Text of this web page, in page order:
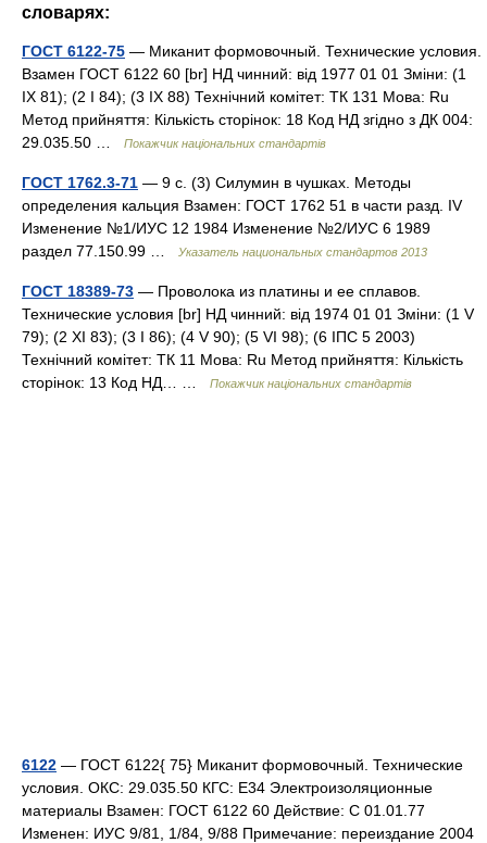
словарях:
ГОСТ 6122-75 — Миканит формовочный. Технические условия.
Взамен ГОСТ 6122 60 [br] НД чинний: від 1977 01 01 Зміни: (1
IX 81); (2 I 84); (3 IX 88) Технічний комітет: ТК 131 Мова: Ru
Метод прийняття: Кількість сторінок: 18 Код НД згідно з ДК 004:
29.035.50 …
Покажчик національних стандартів
ГОСТ 1762.3-71 — 9 с. (3) Силумин в чушках. Методы
определения кальция Взамен: ГОСТ 1762 51 в части разд. IV
Изменение №1/ИУС 12 1984 Изменение №2/ИУС 6 1989
раздел 77.150.99 …
Указатель национальных стандартов 2013
ГОСТ 18389-73 — Проволока из платины и ее сплавов.
Технические условия [br] НД чинний: від 1974 01 01 Зміни: (1 V
79); (2 XI 83); (3 I 86); (4 V 90); (5 VI 98); (6 ІПС 5 2003)
Технічний комітет: ТК 11 Мова: Ru Метод прийняття: Кількість
сторінок: 13 Код НД… …
Покажчик національних стандартів
6122 — ГОСТ 6122{ 75} Миканит формовочный. Технические
условия. ОКС: 29.035.50 КГС: Е34 Электроизоляционные
материалы Взамен: ГОСТ 6122 60 Действие: С 01.01.77
Изменен: ИУС 9/81, 1/84, 9/88 Примечание: переиздание 2004